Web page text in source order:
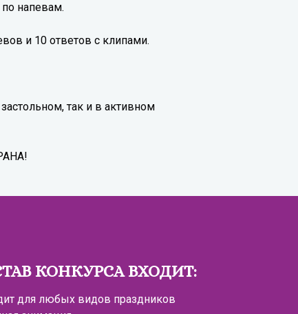
по напевам.
и 10 ответов с клипами.
так и в активном
КОНКУРСА ВХОДИТ:
для любых видов праздников